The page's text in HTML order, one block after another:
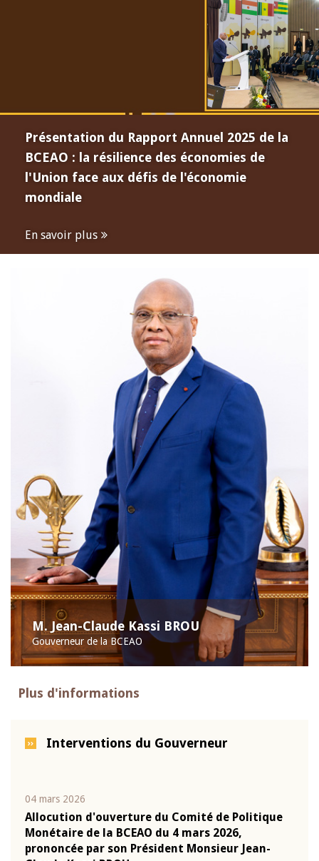
Présentation du Rapport Annuel 2025 de la
BCEAO : la résilience des économies de
l'Union face aux défis de l'économie
mondiale
En savoir plus
M. Jean-Claude Kassi BROU
Gouverneur de la BCEAO
Plus d'informations
Interventions du Gouverneur
04 mars 2026
Allocution d'ouverture du Comité de Politique
Monétaire de la BCEAO du 4 mars 2026,
prononcée par son Président Monsieur Jean-